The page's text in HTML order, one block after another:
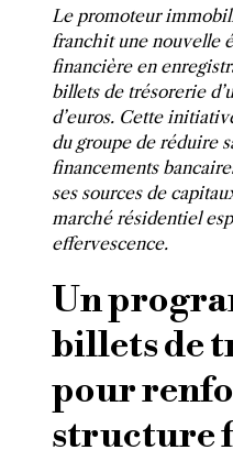
Le promoteur
franchit une nouvelle
financière en
billets de trésorerie
d’euros. Cette
du groupe de réduire
financements
ses sources de
marché résidentiel
effervescence.
Un
billets de
pour
structure